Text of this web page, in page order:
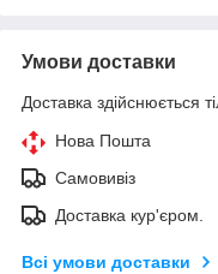
Умови доставки
Доставка здійснюється
Нова Пошта
Самовивіз
Доставка кур'єром.
Всі умови доставки